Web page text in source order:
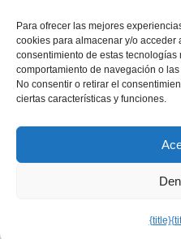
e imágenes
propietarios.
Mapa del Sitio
Copyright © 2026 ·
Para ofrecer las mejores
cookies para almacenar y/o acceder
consentimiento de estas tecnologías
comportamiento de navegación o
No consentir o retirar el
ciertas características y funciones.
{title}